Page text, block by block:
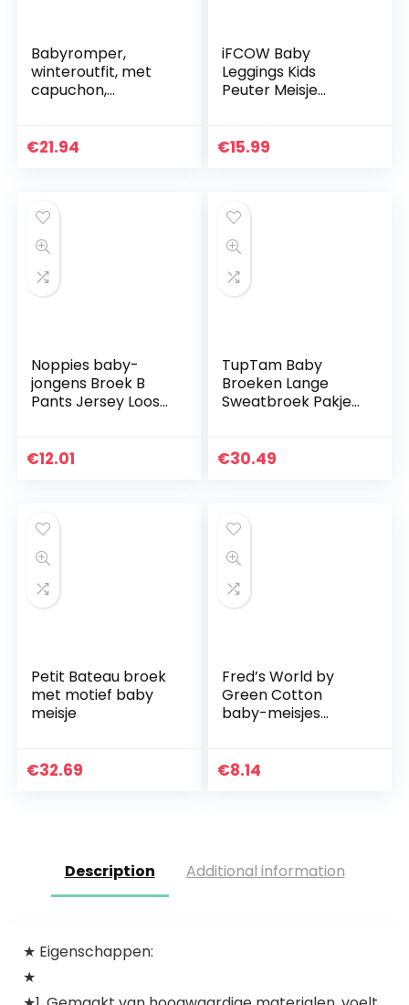
Babyromper,
winteroutfit, met
capuchon,
overall, lange
€21.94
iFCOW Baby
Leggings Kids
Peuter Meisje
Lange Broek voor
€15.99
Noppies baby-
jongens Broek B
Pants Jersey Loose
€12.01
TupTam Baby
Broeken Lange
Sweatbroek Pakje
€30.49
Petit Bateau broek
met motief baby
meisje
€32.69
Fred’s World by
Green Cotton
baby-meisjes
€8.14
Description Additional information
★ Eigenschappen:
★